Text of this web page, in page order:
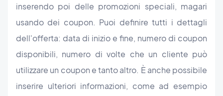
inserendo poi delle promozioni speciali, magari
usando dei coupon. Puoi definire tutti i dettagli
dell'offerta: data di inizio e fine, numero di coupon
disponibili, numero di volte che un cliente può
utilizzare un coupon e tanto altro. È anche possibile
inserire ulteriori informazioni, come ad esempio